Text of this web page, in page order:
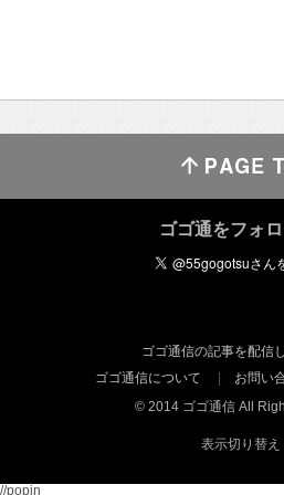
ゴゴ通をフォ
ゴゴ通信の記事を配信
ゴゴ通信について
お問い
© 2014 ゴゴ通信 All
表示切り替え
//popin